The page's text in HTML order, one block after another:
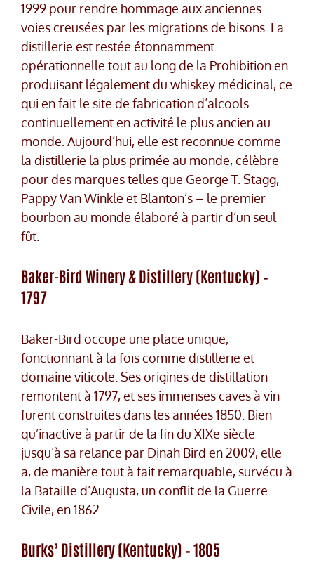
1999 pour rendre hommage aux anciennes
voies creusées par les migrations de bisons. La
distillerie est restée étonnamment
opérationnelle tout au long de la Prohibition en
produisant légalement du whiskey médicinal, ce
qui en fait le site de fabrication d’alcools
continuellement en activité le plus ancien au
monde. Aujourd’hui, elle est reconnue comme
la distillerie la plus primée au monde, célèbre
pour des marques telles que George T. Stagg,
Pappy Van Winkle et Blanton’s – le premier
bourbon au monde élaboré à partir d’un seul
fût.
Baker-Bird Winery & Distillery (Kentucky) –
1797
Baker-Bird occupe une place unique,
fonctionnant à la fois comme distillerie et
domaine viticole. Ses origines de distillation
remontent à 1797, et ses immenses caves à vin
furent construites dans les années 1850. Bien
qu’inactive à partir de la fin du XIXe siècle
jusqu’à sa relance par Dinah Bird en 2009, elle
a, de manière tout à fait remarquable, survécu à
la Bataille d’Augusta, un conflit de la Guerre
Civile, en 1862.
Burks’ Distillery (Kentucky) – 1805